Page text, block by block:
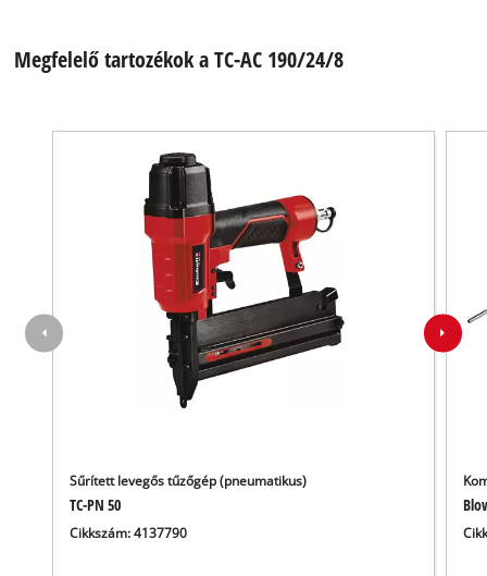
Megfelelő tartozékok a TC-AC 190/24/8
Sűrített levegős tűzőgép (pneumatikus)
TC-PN 50
Cikkszám: 4137790